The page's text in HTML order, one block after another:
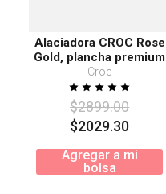
Alaciadora CROC Rose
Gold, plancha premium
para cabello
Croc
$2899.00
$2029.30
Agregar a mi
bolsa